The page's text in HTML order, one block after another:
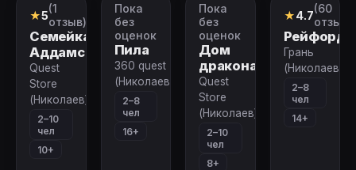
Квест
★5(1
отзыв)
Семейка
Аддамс
Quest
Store
(Николаев)
2–10
чел
10+
Перформанс
Пока
без
оценок
Пила
360 quest
(Николаев)
2–8
чел
16+
Квест
Пока
без
оценок
Дом
дракона
Quest
Store
(Николаев)
2–10
чел
8+
★4.7(60
Рейфорд
Грань
(Николаев)
2–8
чел
14+